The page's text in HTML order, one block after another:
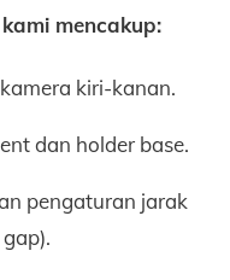
mencakup:
kiri-kanan.
dan holder base.
pengaturan jarak